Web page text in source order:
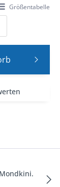
Größentabelle